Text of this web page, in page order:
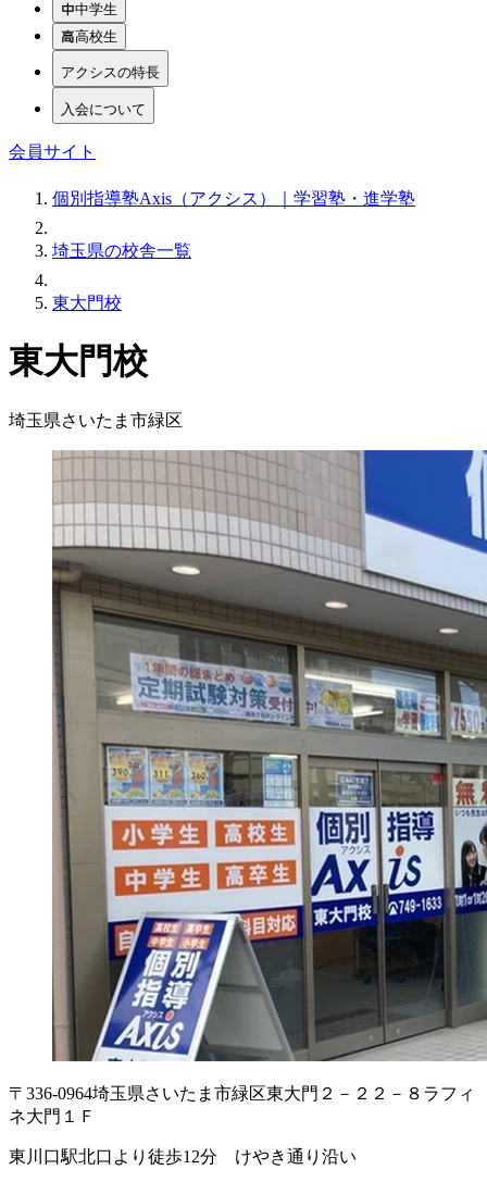
中学生
高校生
アクシスの特長
入会について
会員サイト
個別指導塾Axis（アクシス）｜学習塾・進学塾
埼玉県の校舎一覧
東大門校
東大門校
埼玉県さいたま市緑区
〒336-0964埼玉県さいたま市緑区東大門２－２２－８ ラフィ
ネ大門１Ｆ
東川口駅北口より徒歩12分 けやき通り沿い